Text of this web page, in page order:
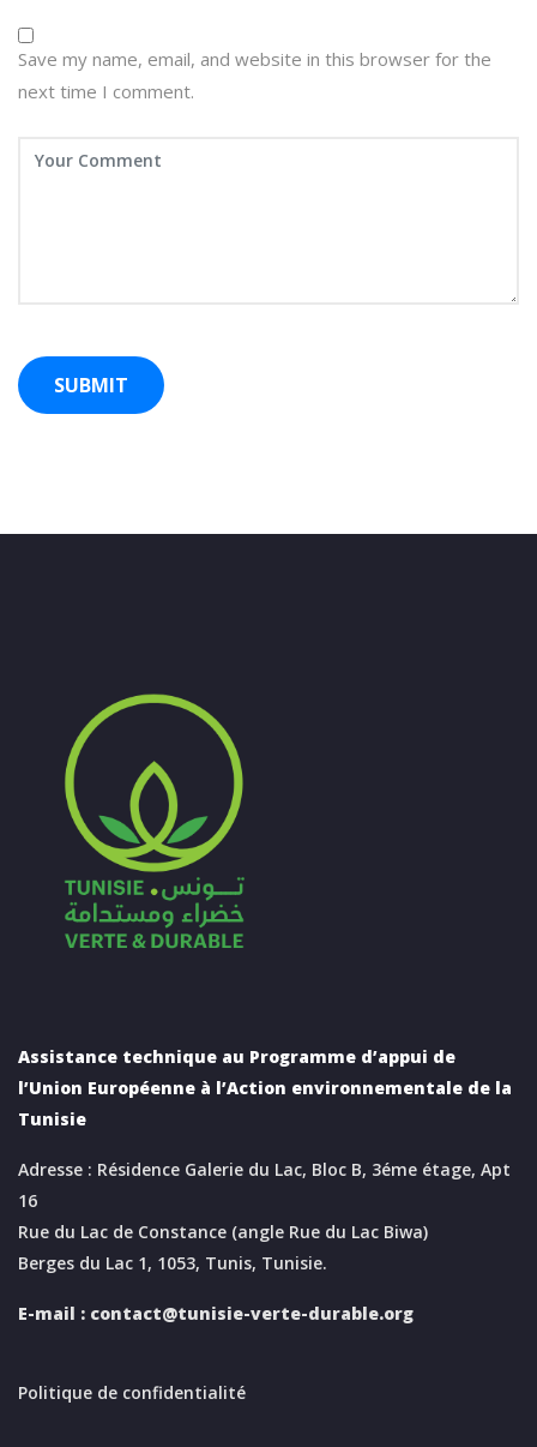
Save my name, email, and website in this browser for the
next time I comment.
Assistance technique au Programme d’appui de
l’Union Européenne à l’Action environnementale de la
Tunisie
Adresse : Résidence Galerie du Lac, Bloc B, 3éme étage, Apt
16
Rue du Lac de Constance (angle Rue du Lac Biwa)
Berges du Lac 1, 1053, Tunis, Tunisie.
E-mail : contact@tunisie-verte-durable.org
Politique de confidentialité